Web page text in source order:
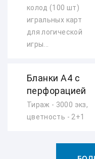
колод (100 шт)
игральных карт
для логической
игры...
Бланки А4 с
перфорацией
Тираж - 3000 экз,
цветность - 2+1